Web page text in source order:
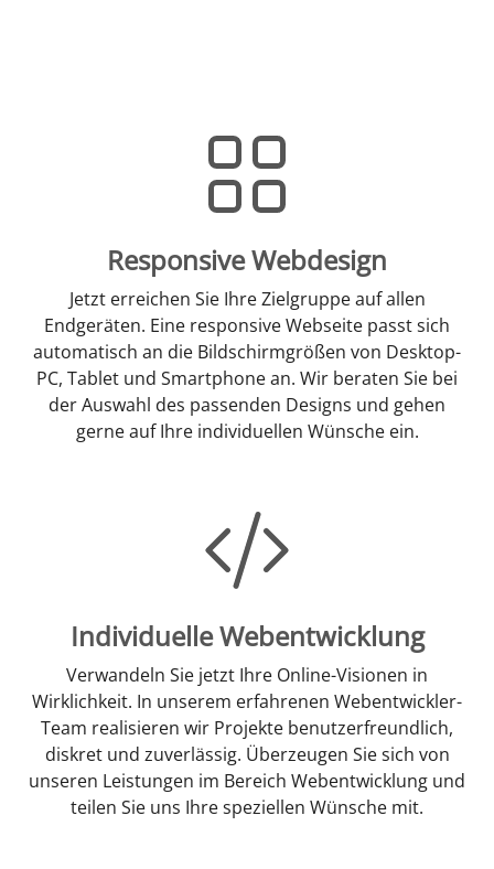
Responsive Webdesign
Jetzt erreichen Sie Ihre Zielgruppe auf allen
Endgeräten. Eine responsive Webseite passt sich
automatisch an die Bildschirmgrößen von Desktop-
PC, Tablet und Smartphone an. Wir beraten Sie bei
der Auswahl des passenden Designs und gehen
gerne auf Ihre individuellen Wünsche ein.
Individuelle Webentwicklung
Verwandeln Sie jetzt Ihre Online-Visionen in
Wirklichkeit. In unserem erfahrenen Webentwickler-
Team realisieren wir Projekte benutzerfreundlich,
diskret und zuverlässig. Überzeugen Sie sich von
unseren Leistungen im Bereich Webentwicklung und
teilen Sie uns Ihre speziellen Wünsche mit.